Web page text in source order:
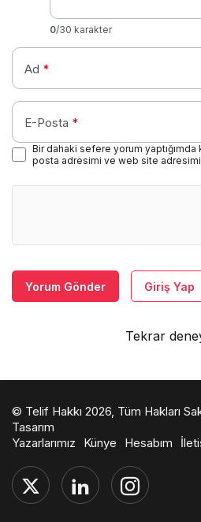
0/30 karakter
Ad *
E-Posta *
Bir dahaki sefere yorum yaptığımda
posta adresimi ve web site adresimi
Yorum Gönder Giriş Yap
Tekrar
© Telif Hakkı 2026, Tüm Hakları
Tasarım
Yazarlarımız
Künye Hesabım